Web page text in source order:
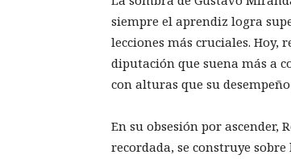
siempre el aprendiz logra
lecciones más cruciales. Hoy,
diputación que suena más a
con alturas que su
En su obsesión por ascender,
recordada, se construye